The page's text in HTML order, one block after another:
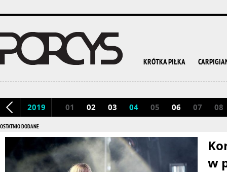
KRÓTKA PIŁKA
2019 01 02 03 04 05 06 07 08
OSTATNIO DODANE
w